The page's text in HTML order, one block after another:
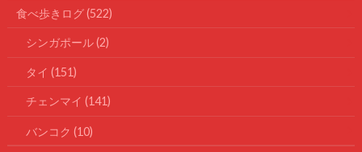
食べ歩きログ(522)
シンガポール(2)
タイ (151)
チェンマイ (141)
バンコク (10)